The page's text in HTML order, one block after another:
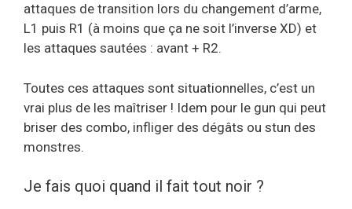
attaques de transition lors du changement d’arme,
L1 puis R1 (à moins que ça ne soit l’inverse XD) et
les attaques sautées : avant + R2.
Toutes ces attaques sont situationnelles, c’est un
vrai plus de les maîtriser ! Idem pour le gun qui peut
briser des combo, infliger des dégâts ou stun des
monstres.
Je fais quoi quand il fait tout noir ?